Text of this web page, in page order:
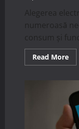
Alegerea
numeroasă
consum și
Read More